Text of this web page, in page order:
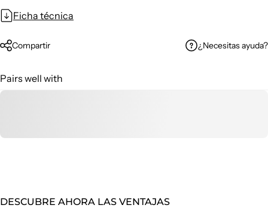
Ficha técnica
Compartir ¿Necesitas ayuda?
Pairs well with
DESCUBRE AHORA LAS VENTAJAS